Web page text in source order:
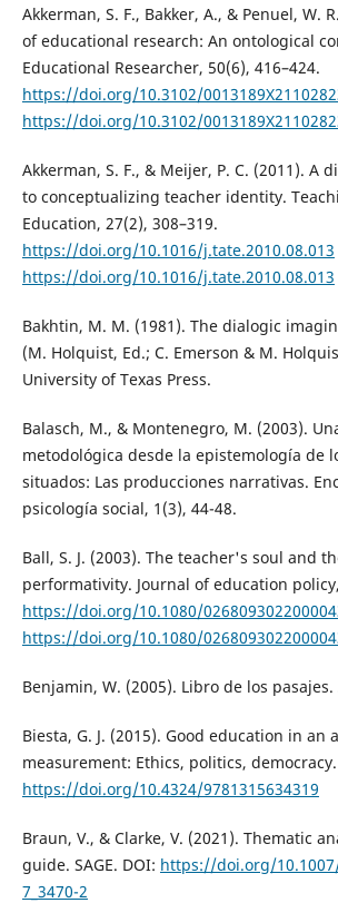
Akkerman, S. F., Bakker, A., & Penuel, W.
of educational research: An ontological
Educational Researcher, 50(6), 416–424.
https://doi.org/10.3102/
https://doi.org/10.3102/
Akkerman, S. F., & Meijer, P. C. (2011). A
to conceptualizing teacher identity.
Education, 27(2), 308–319.
https://doi.org/10.1016/j.tate.2010.08.013
https://doi.org/10.1016/j.tate.2010.08.013
Bakhtin, M. M. (1981). The dialogic
(M. Holquist, Ed.; C. Emerson & M.
University of Texas Press.
Balasch, M., & Montenegro, M. (2003).
metodológica desde la epistemología de
situados: Las producciones narrativas.
psicología social, 1(3), 44-48.
Ball, S. J. (2003). The teacher's soul and
performativity. Journal of education
https://doi.org/10.1080/
https://doi.org/10.1080/
Benjamin, W. (2005). Libro de los pasajes.
Biesta, G. J. (2015). Good education in an
measurement: Ethics, politics,
https://doi.org/10.4324/9781315634319
Braun, V., & Clarke, V. (2021). Thematic
guide. SAGE. DOI: https://doi.org/
7_3470-2